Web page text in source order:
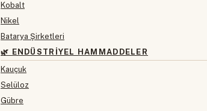
Kobalt
Nikel
Batarya Şirketleri
🌿 ENDÜSTRIYEL HAMMADDELER
Kauçuk
Selüloz
Gübre